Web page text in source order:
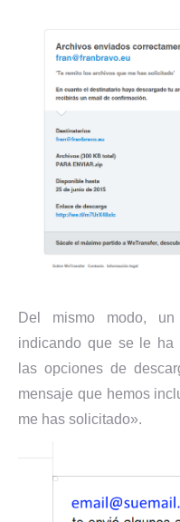
Del mismo modo,
indicando que se le ha
las opciones de
mensaje que hemos
me has solicitado».